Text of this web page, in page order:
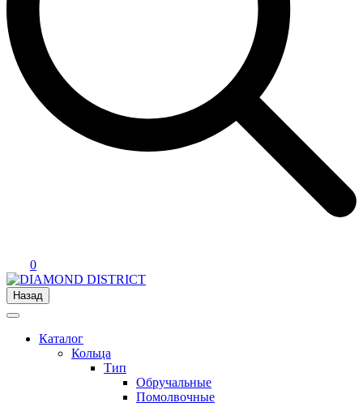
0
Назад
Каталог
Кольца
Тип
Обручальные
Помолвочные